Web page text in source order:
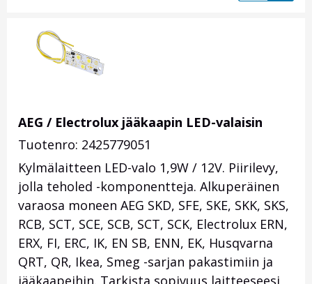
AEG / Electrolux jääkaapin LED-valaisin
Tuotenro: 2425779051
Kylmälaitteen LED-valo 1,9W / 12V. Piirilevy,
jolla teholed -komponentteja. Alkuperäinen
varaosa moneen AEG SKD, SFE, SKE, SKK, SKS,
RCB, SCT, SCE, SCB, SCT, SCK, Electrolux ERN,
ERX, FI, ERC, IK, EN SB, ENN, EK, Husqvarna
QRT, QR, Ikea, Smeg -sarjan pakastimiin ja
jääkaapeihin. Tarkista sopivuus laitteeseesi